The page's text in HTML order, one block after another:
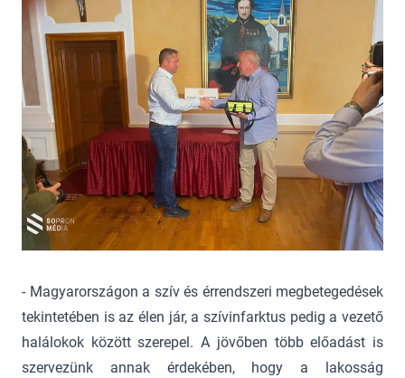
- Magyarországon a szív és érrendszeri megbetegedések
tekintetében is az élen jár, a szívinfarktus pedig a vezető
halálokok között szerepel. A jövőben több előadást is
szervezünk annak érdekében, hogy a lakosság